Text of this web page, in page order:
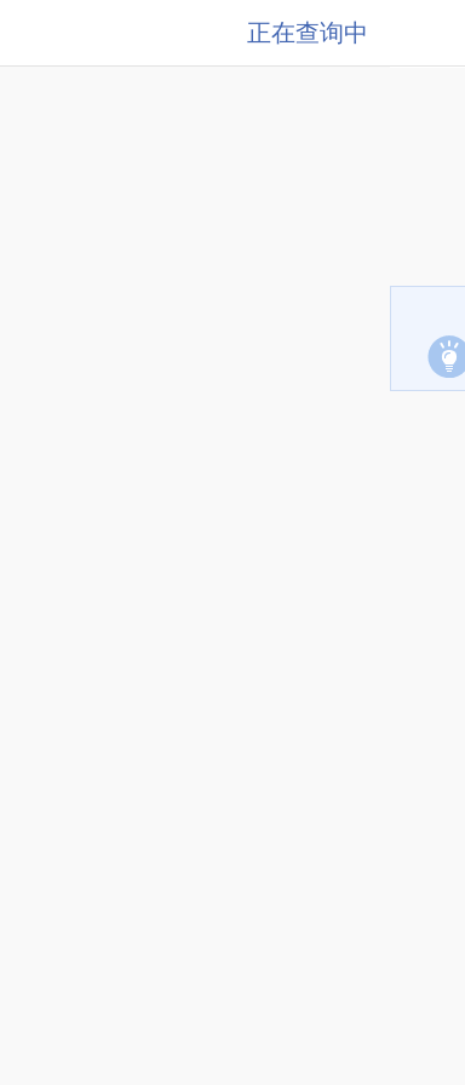
正在查询中